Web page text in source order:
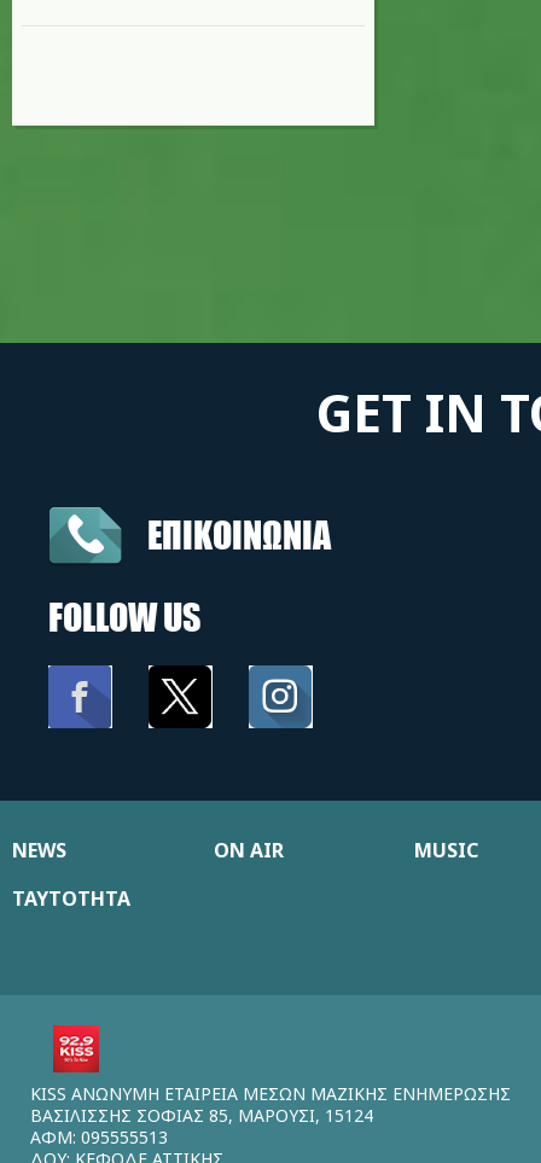
GET IN
ΕΠΙΚΟΙΝΩΝΙΑ
FOLLOW US
NEWS ON AIR
MUSIC
ΤΑΥΤΟΤΗΤΑ
KISS ΑΝΩΝΥΜΗ ΕΤΑΙΡΕΙΑ ΜΕΣΩΝ ΜΑΖΙΚΗΣ ΕΝΗΜΕΡΩΣΗΣ
ΒΑΣΙΛΙΣΣΗΣ ΣΟΦΙΑΣ 85, ΜΑΡΟΥΣΙ, 15124
ΑΦΜ: 095555513